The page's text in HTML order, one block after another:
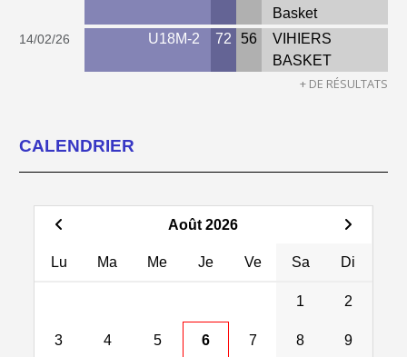
Basket
14/02/26 U18M-2 72 56
VIHIERS
BASKET
+ DE RÉSULTATS
CALENDRIER
Août 2026
Lu Ma Me Je Ve Sa Di
1 2
3 4 5 6 7 8 9